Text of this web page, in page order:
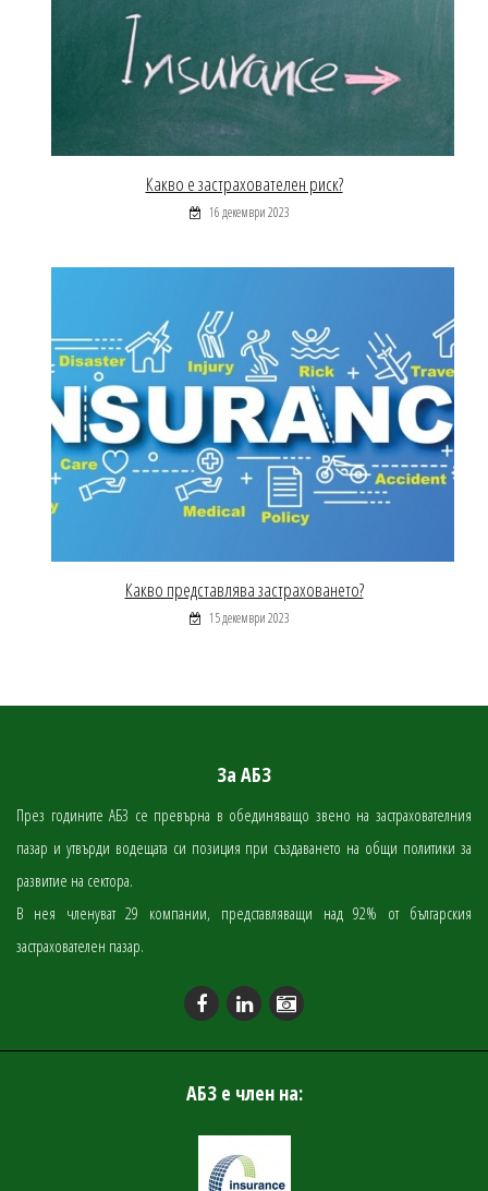
Какво е застрахователен риск?
16 декември 2023
Какво представлява застраховането?
15 декември 2023
За АБЗ
През годините АБЗ се превърна в обединяващо звено на застрахователния
пазар и утвърди водещата си позиция при създаването на общи политики за
развитие на сектора.
В нея членуват 29 компании, представляващи над 92% от българския
застрахователен пазар.
АБЗ е член на: